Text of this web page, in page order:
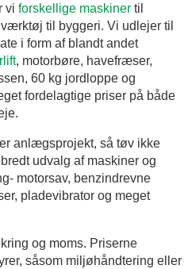
vi forskellige maskiner til
til byggeri. Vi udlejer til
i form af blandt andet
, motorbøre, havefræser,
60 kg jordloppe og
fordelagtige priser på både
anlægsprojekt, så tøv ikke
udvalg af maskiner og
motorsav, benzindrevne
pladevibrator og meget
og moms. Priserne
såsom miljøhåndtering eller